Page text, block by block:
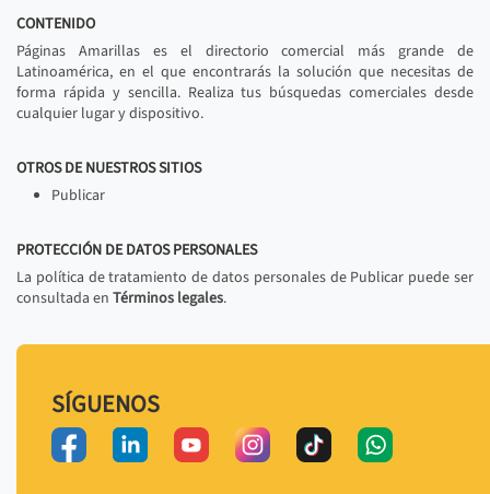
CONTENIDO
Páginas Amarillas es el directorio comercial más grande de
Latinoamérica, en el que encontrarás la solución que necesitas de
forma rápida y sencilla. Realiza tus búsquedas comerciales desde
cualquier lugar y dispositivo.
OTROS DE NUESTROS SITIOS
Publicar
PROTECCIÓN DE DATOS PERSONALES
La política de tratamiento de datos personales de Publicar puede ser
consultada en Términos legales.
SÍGUENOS